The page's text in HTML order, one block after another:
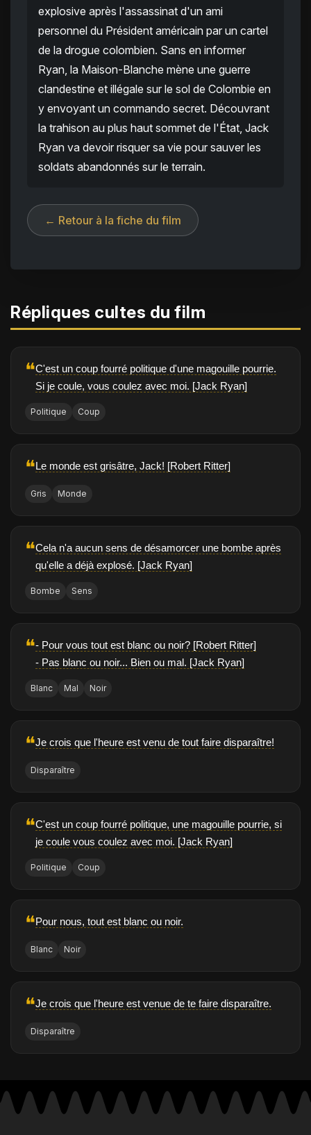
explosive après l'assassinat d'un ami
personnel du Président américain par un cartel
de la drogue colombien. Sans en informer
Ryan, la Maison-Blanche mène une guerre
clandestine et illégale sur le sol de Colombie en
y envoyant un commando secret. Découvrant
la trahison au plus haut sommet de l'État, Jack
Ryan va devoir risquer sa vie pour sauver les
soldats abandonnés sur le terrain.
← Retour à la fiche du film
Répliques cultes du film
❝C'est un coup fourré politique d'une magouille pourrie.
Si je coule, vous coulez avec moi. [Jack Ryan]
Politique Coup
❝Le monde est grisâtre, Jack! [Robert Ritter]
Gris Monde
❝Cela n'a aucun sens de désamorcer une bombe après
qu'elle a déjà explosé. [Jack Ryan]
Bombe Sens
❝- Pour vous tout est blanc ou noir? [Robert Ritter]
- Pas blanc ou noir... Bien ou mal. [Jack Ryan]
Blanc Mal Noir
❝Je crois que l'heure est venu de tout faire disparaître!
Disparaître
❝C'est un coup fourré politique, une magouille pourrie, si
je coule vous coulez avec moi. [Jack Ryan]
Politique Coup
❝Pour nous, tout est blanc ou noir.
Blanc Noir
❝Je crois que l'heure est venue de te faire disparaître.
Disparaître